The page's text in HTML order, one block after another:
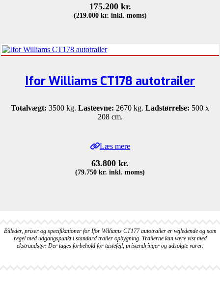
175.200 kr.
(219.000 kr. inkl. moms)
Ifor Williams CT178 autotrailer
Totalvægt: 3500 kg. Lasteevne: 2670 kg. Ladstørrelse: 500 x
208 cm.
Læs mere
63.800 kr.
(79.750 kr. inkl. moms)
Billeder, priser og specifikationer for Ifor Williams CT177 autotrailer er vejledende og som
regel med udgangspunkt i standard trailer opbygning. Trailerne kan være vist med
ekstraudstyr. Der tages forbehold for tastefejl, prisændringer og udsolgte varer.